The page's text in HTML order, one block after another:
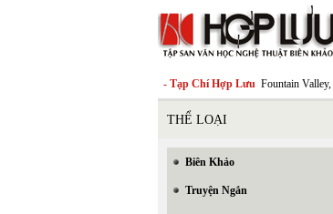
- Tạp Chí Hợp Lưu Fountain Valley,
THỂ LOẠI
Biên Khảo
Truyện Ngắn